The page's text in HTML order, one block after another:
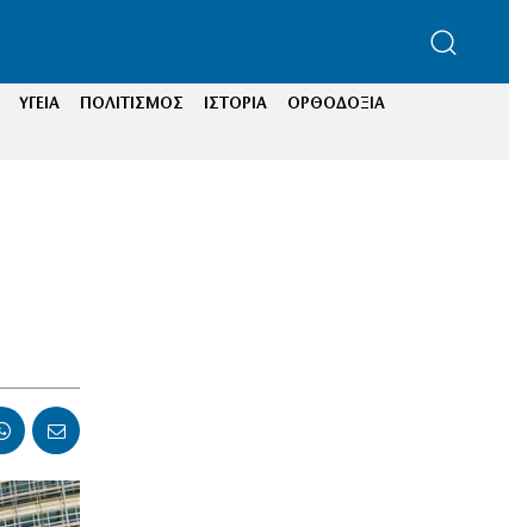
ΥΓΕΙΑ ΠΟΛΙΤΙΣΜΟΣ ΙΣΤΟΡΙΑ
ΟΡΘΟΔΟΞΙΑ